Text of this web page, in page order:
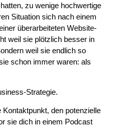
zu wenige hochwertige
Situation sich nach einem
überarbeiteten Website-
weil sie plötzlich besser in
weil sie endlich so
schon immer waren: als
Strategie.
den potenzielle
sie dich in einem Podcast